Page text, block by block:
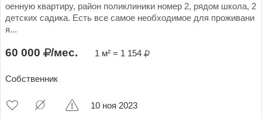
оенную квартиру, район поликлиники номер 2, рядом школа, 2
детских садика. Есть все самое необходимое для проживани
я...
60 000 /мес. 1 м² = 1 154
Собственник
10 ноя 2023